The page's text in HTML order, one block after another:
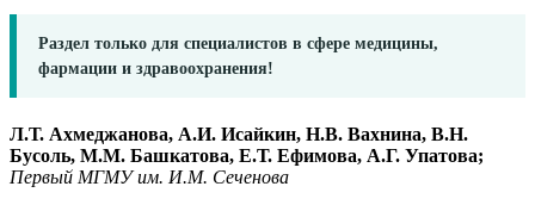
Раздел только для специалистов в сфере медицины,
фармации и здравоохранения!
Л.Т. Ахмеджанова, А.И. Исайкин, Н.В. Вахнина, В.Н.
Бусоль, М.М. Башкатова, Е.Т. Ефимова, А.Г. Упатова;
Первый МГМУ им. И.М. Сеченова